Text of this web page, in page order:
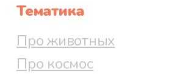
Тематика
Про животных
Про космос